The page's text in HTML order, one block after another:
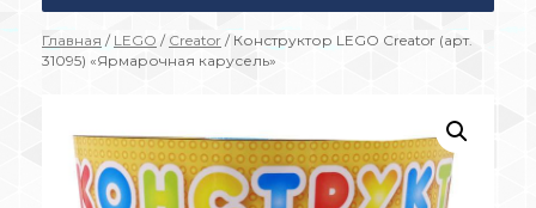
Главная / LEGO / Creator / Конструктор LEGO Creator (арт.
31095) «Ярмарочная карусель»